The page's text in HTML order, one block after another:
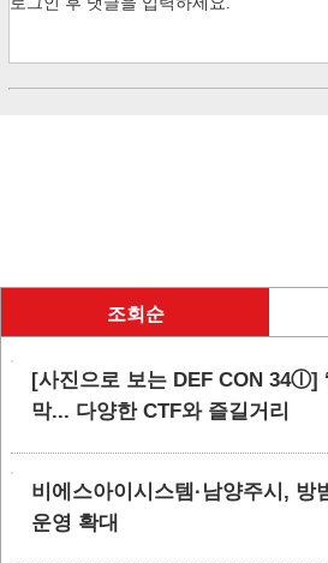
조회순
[사진으로 보는 DEF CON 34ⓛ]
막... 다양한 CTF와 즐길거리
비에스아이시스템·남양주시, 방
운영 확대